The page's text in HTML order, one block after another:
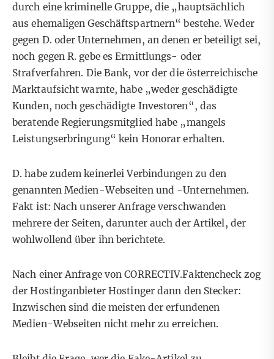
durch eine kriminelle Gruppe, die „hauptsächlich
aus ehemaligen Geschäftspartnern“ bestehe. Weder
gegen D. oder Unternehmen, an denen er beteiligt sei,
noch gegen R. gebe es Ermittlungs- oder
Strafverfahren. Die Bank, vor der die österreichische
Marktaufsicht warnte, habe „weder geschädigte
Kunden, noch geschädigte Investoren“, das
beratende Regierungsmitglied habe „mangels
Leistungserbringung“ kein Honorar erhalten.
D. habe zudem keinerlei Verbindungen zu den
genannten Medien-Webseiten und -Unternehmen.
Fakt ist: Nach unserer Anfrage verschwanden
mehrere der Seiten, darunter auch der Artikel, der
wohlwollend über ihn berichtete.
Nach einer Anfrage von CORRECTIV.Faktencheck zog
der Hostinganbieter Hostinger dann den Stecker:
Inzwischen sind die meisten der erfundenen
Medien-Webseiten nicht mehr zu erreichen.